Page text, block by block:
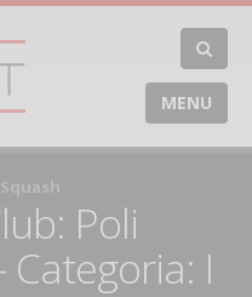
MENU
Poli
I